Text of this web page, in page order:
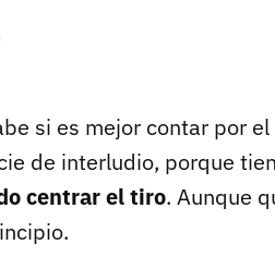
si es mejor contar por
de interludio, porque
centrar el tiro. Aunque